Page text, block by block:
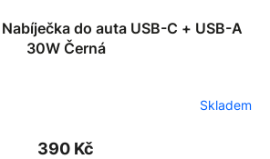
do auta USB-C + USB-A
30W Černá
Skladem
390 Kč